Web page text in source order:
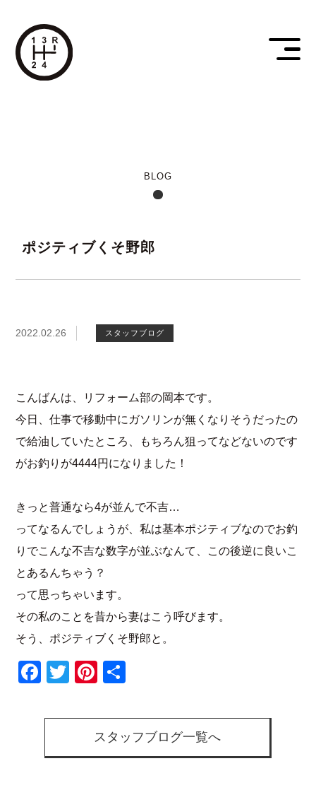
ポジティブくそ野郎
BLOG
2022.02.26 スタッフブログ
こんばんは、リフォーム部の岡本です。
今日、仕事で移動中にガソリンが無くなりそうだったの
で給油していたところ、もちろん狙ってなどないのです
がお釣りが4444円になりました！
きっと普通なら4が並んで不吉…
ってなるんでしょうが、私は基本ポジティブなのでお釣
りでこんな不吉な数字が並ぶなんて、この後逆に良いこ
とあるんちゃう？
って思っちゃいます。
その私のことを昔から妻はこう呼びます。
そう、ポジティブくそ野郎と。
Facebook
TwitterPinterest
スタッフブログ一覧へ